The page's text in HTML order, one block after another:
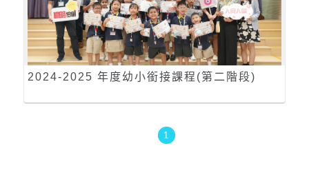
2024-2025 年度幼小銜接課程(第二階段)
1